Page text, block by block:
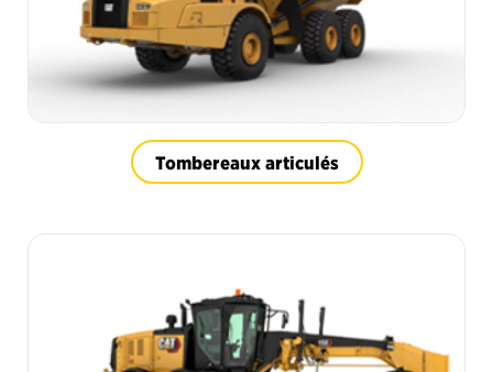
Tombereaux articulés